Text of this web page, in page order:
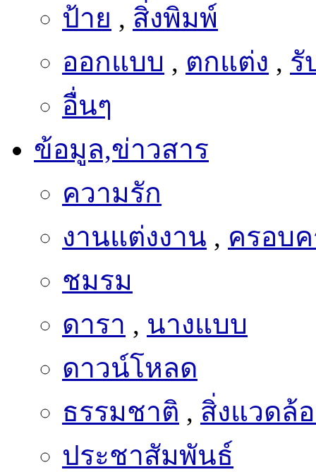
ป้าย , สิ่งพิมพ์
ออกแบบ , ตกแต่ง , รั
อื่นๆ
ข้อมูล,ข่าวสาร
ความรัก
งานแต่งงาน , ครอบ
ชมรม
ดารา , นางแบบ
ดาวน์โหลด
ธรรมชาติ , สิ่งแวดล้
ประชาสัมพันธ์